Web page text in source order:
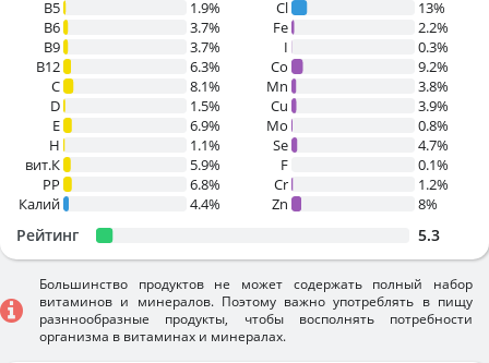
B5
1.9%
B6
3.7%
B9
3.7%
B12
6.3%
C
8.1%
D
1.5%
E
6.9%
H
1.1%
вит.К
5.9%
PP
6.8%
Калий
4.4%
Cl
13%
Fe
2.2%
I
0.3%
Co
9.2%
Mn
3.8%
Cu
3.9%
Mo
0.8%
Se
4.7%
F
0.1%
Cr
1.2%
Zn
8%
Рейтинг 5.3
Большинство продуктов не может содержать полный набор
витаминов и минералов. Поэтому важно употреблять в пищу
разннообразные продукты, чтобы восполнять потребности
организма в витаминах и минералах.